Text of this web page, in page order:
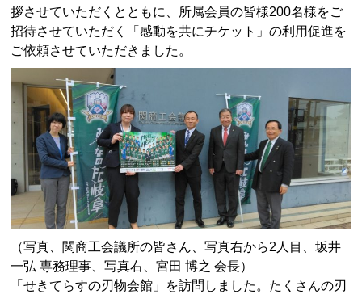
拶させていただくとともに、所属会員の皆様200名様をご
招待させていただく「感動を共にチケット」の利用促進を
ご依頼させていただきました。
（写真、関商工会議所の皆さん、写真右から2人目、坂井
一弘 専務理事、写真右、宮田 博之 会長）
「せきてらすの刃物会館」を訪問しました。たくさんの刃